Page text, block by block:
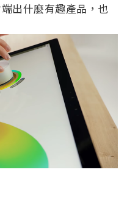
出什麼有趣產品，也